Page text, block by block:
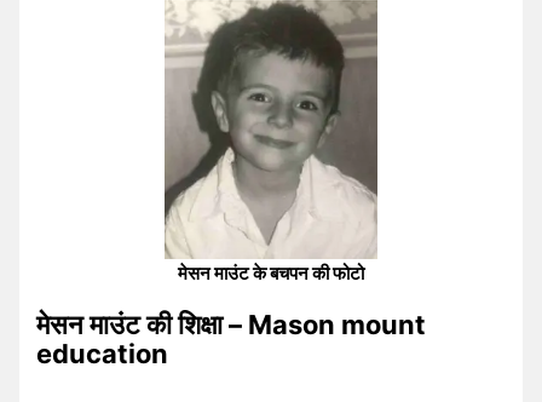
मेसन माउंट के बचपन की फोटो
मेसन माउंट की शिक्षा – Mason mount
education